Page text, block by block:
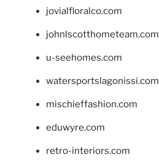
jovialfloralco.com
johnlscotthometeam.com
u-seehomes.com
watersportslagonissi.com
mischieffashion.com
eduwyre.com
retro-interiors.com